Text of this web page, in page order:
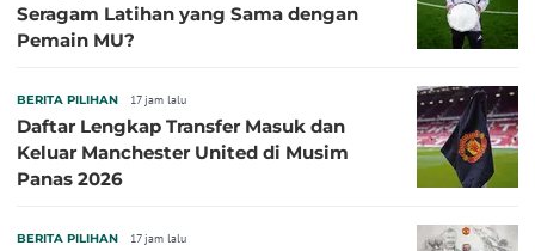
Seragam Latihan yang Sama dengan
Pemain MU?
BERITA PILIHAN 17 jam lalu
Daftar Lengkap Transfer Masuk dan
Keluar Manchester United di Musim
Panas 2026
BERITA PILIHAN 17 jam lalu